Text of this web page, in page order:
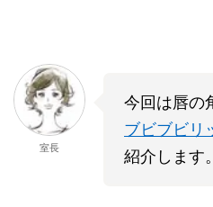
室長
今回は唇の
ブビブビリ
紹介します。